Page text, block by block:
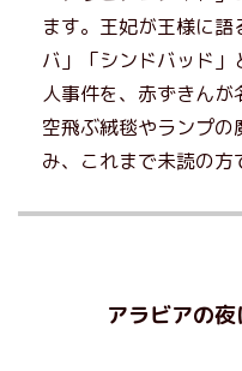
ます。王妃が王様に
バ」「シンドバッド
人事件を、赤ずきんが
空飛ぶ絨毯やランプ
み、これまで未読の方
アラビアの